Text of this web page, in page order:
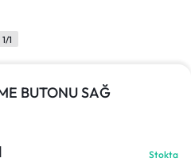
1/1
BUTONU SAĞ
Stokta